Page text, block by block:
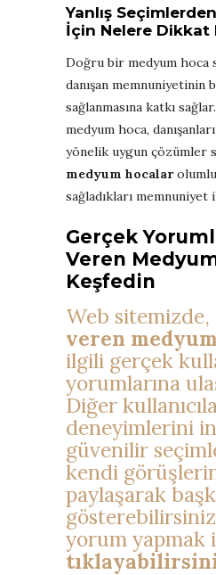
Yanlış
İçin Nelere Dikkat
Doğru bir medyum hoca
danışan memnuniyetinin
sağlanmasına katkı
medyum hoca,
yönelik uygun çözümler
medyum hocalar
sağladıkları
Gerçek
Veren
Keşfedin
Web sitemizde,
veren
ilgili gerçek
yorumlarına
Diğer
deneyimlerini
güvenilir
kendi
paylaşarak
yorum yapmak